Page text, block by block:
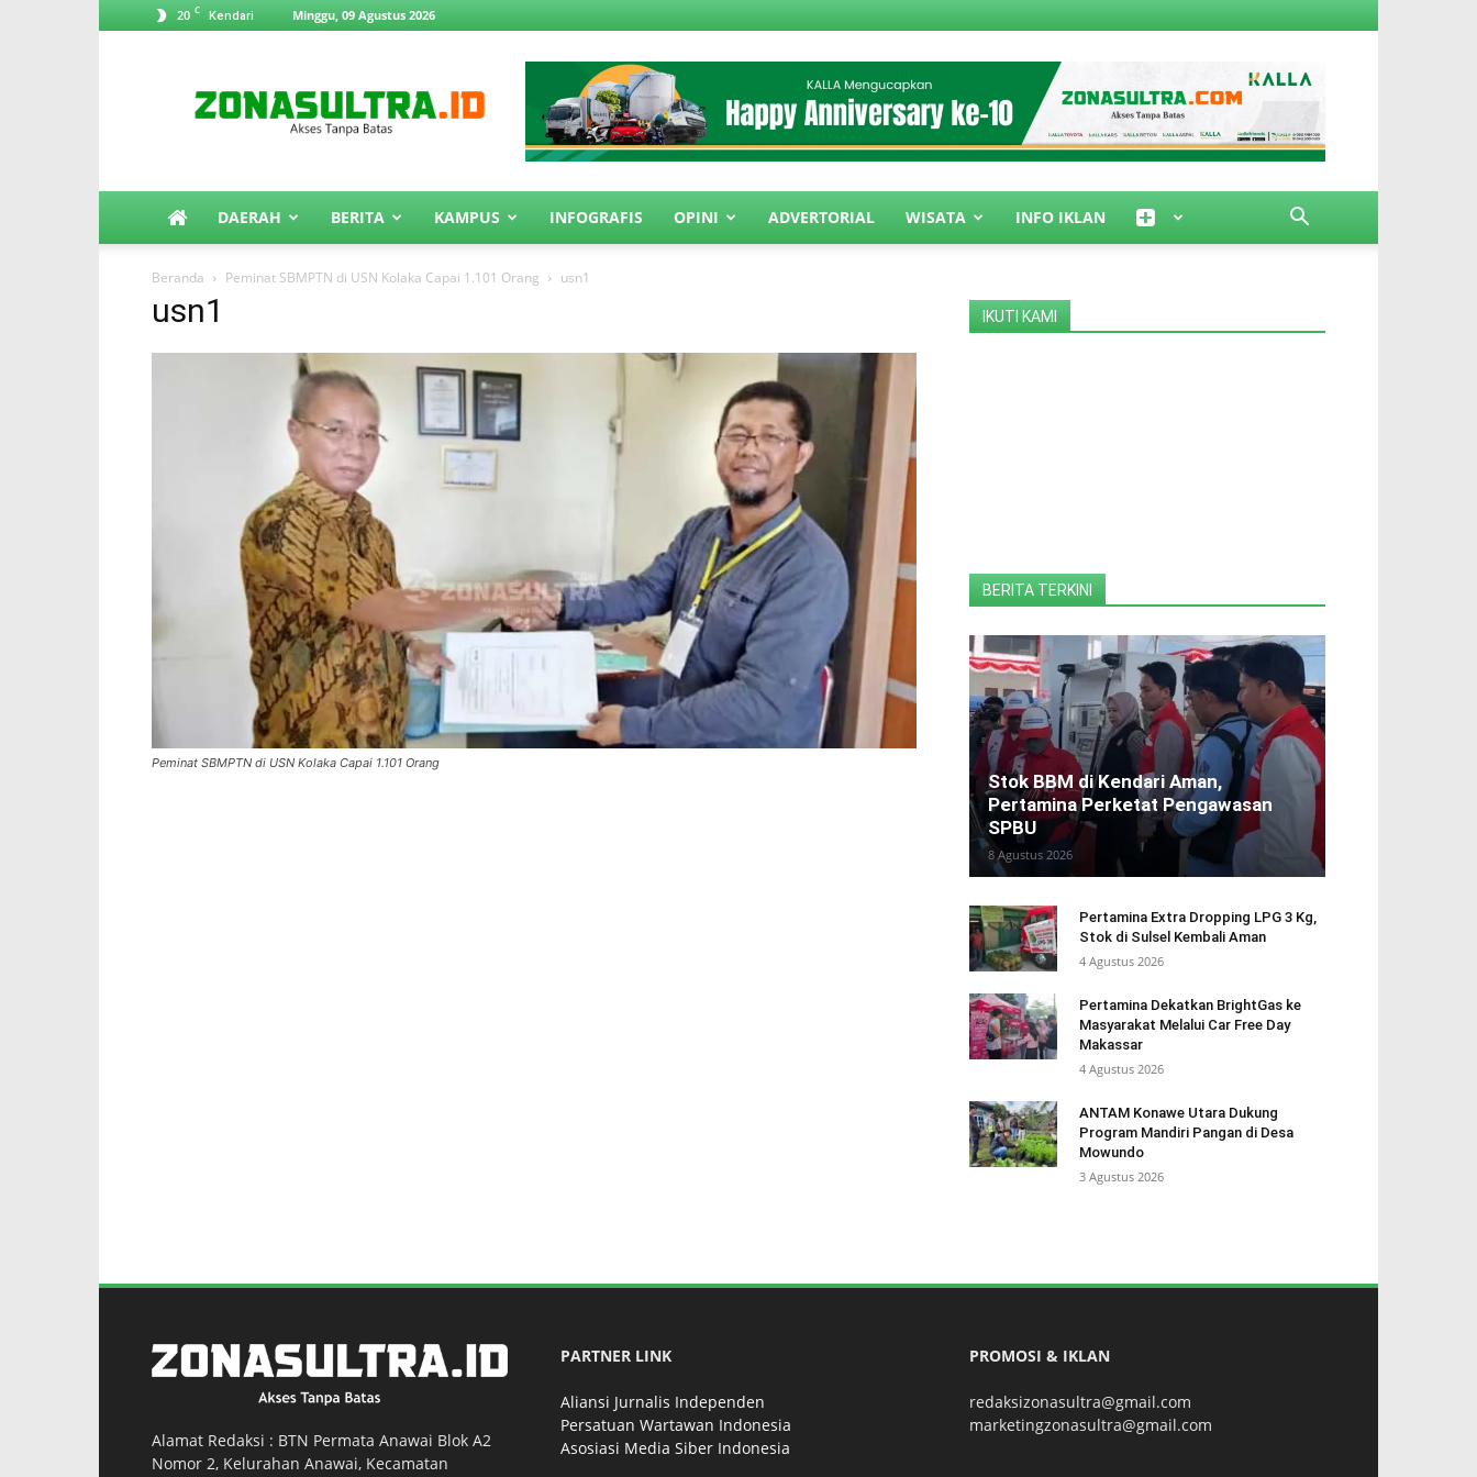
20 C Kendari Minggu, 09 Agustus 2026
DAERAH BERITA KAMPUS INFOGRAFIS OPINI ADVERTORIAL WISATA INFO IKLAN
Beranda Peminat SBMPTN di USN Kolaka Capai 1.101 Orang usn1
usn1
Peminat SBMPTN di USN Kolaka Capai 1.101 Orang
IKUTI KAMI
BERITA TERKINI
Stok BBM di Kendari Aman,
Pertamina Perketat Pengawasan
SPBU
8 Agustus 2026
Pertamina Extra Dropping LPG 3 Kg,
Stok di Sulsel Kembali Aman
4 Agustus 2026
Pertamina Dekatkan BrightGas ke
Masyarakat Melalui Car Free Day
Makassar
4 Agustus 2026
ANTAM Konawe Utara Dukung
Program Mandiri Pangan di Desa
Mowundo
3 Agustus 2026
Alamat Redaksi : BTN Permata Anawai Blok A2
Nomor 2, Kelurahan Anawai, Kecamatan
PARTNER LINK
Aliansi Jurnalis Independen
Persatuan Wartawan Indonesia
Asosiasi Media Siber Indonesia
PROMOSI & IKLAN
redaksizonasultra@gmail.com
marketingzonasultra@gmail.com